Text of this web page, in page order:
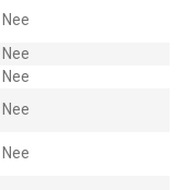
Nee
Nee
Nee
Nee
Nee